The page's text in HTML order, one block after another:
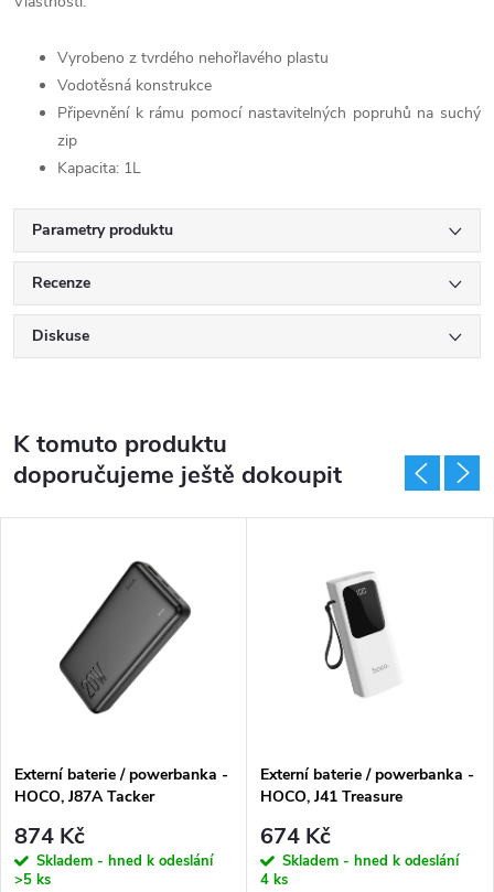
Vyrobeno z tvrdého nehořlavého plastu
Vodotěsná konstrukce
Připevnění k rámu pomocí nastavitelných popruhů na suchý
zip
Kapacita: 1L
Parametry produktu
Recenze
Diskuse
K tomuto produktu
doporučujeme ještě dokoupit
Externí baterie / powerbanka -
HOCO, J87A Tacker
Black
874 Kč
Skladem - hned k odeslání
>5 ks
Externí baterie / powerbanka -
HOCO, J41 Treasure
674 Kč
Skladem - hned k odeslání
4 ks